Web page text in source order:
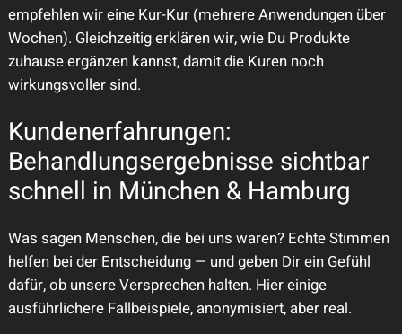
empfehlen wir eine Kur-Kur (mehrere Anwendungen über
Wochen). Gleichzeitig erklären wir, wie Du Produkte
zuhause ergänzen kannst, damit die Kuren noch
wirkungsvoller sind.
Kundenerfahrungen:
Behandlungsergebnisse sichtbar
schnell in München & Hamburg
Was sagen Menschen, die bei uns waren? Echte Stimmen
helfen bei der Entscheidung — und geben Dir ein Gefühl
dafür, ob unsere Versprechen halten. Hier einige
ausführlichere Fallbeispiele, anonymisiert, aber real.